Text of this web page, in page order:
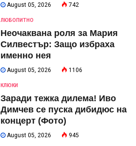
August 05, 2026 742
ЛЮБОПИТНО
Неочаквана роля за Мария
Силвестър: Защо избраха
именно нея
August 05, 2026 1106
КЛЮКИ
Заради тежка дилема! Иво
Димчев се пуска дибидюс на
концерт (Фото)
August 05, 2026 945